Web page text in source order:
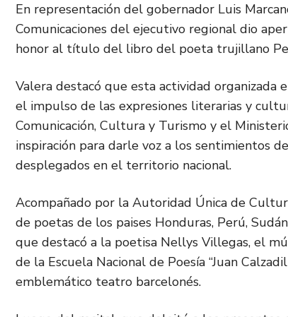
En representación del gobernador Luis
Comunicaciones del ejecutivo regional dio
honor al título del libro del poeta trujillano
Valera destacó que esta actividad
el impulso de las expresiones literarias y
Comunicación, Cultura y Turismo y el
inspiración para darle voz a los sentimientos
desplegados en el territorio nacional.
Acompañado por la Autoridad Única de
de poetas de los paises Honduras, Perú,
que destacó a la poetisa Nellys Villegas, el
de la Escuela Nacional de Poesía “Juan
emblemático teatro barcelonés.